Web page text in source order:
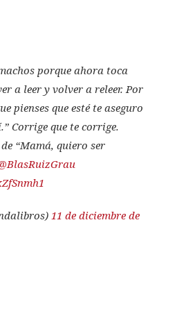
porque ahora toca
a leer y volver a releer. Por
pienses que esté te aseguro
Corrige que te corrige.
“Mamá, quiero ser
11 de diciembre de